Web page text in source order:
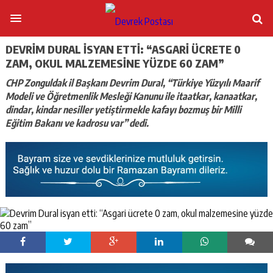
DEVRIM DURAL ISYAN ETTI: “ASGARI ÜCRETE 0
ZAM, OKUL MALZEMESINE YÜZDE 60 ZAM”
CHP Zonguldak il Başkanı Devrim Dural, “Türkiye Yüzyılı Maarif
Modeli ve Öğretmenlik Mesleği Kanunu ile itaatkar, kanaatkar,
dindar, kindar nesiller yetiştirmekle kafayı bozmuş bir Milli
Eğitim Bakanı ve kadrosu var” dedi.